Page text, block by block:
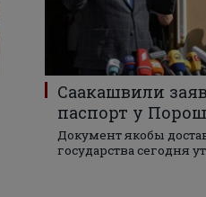
Саакашвили
паспорт у
Документ якобы
государства сегодня